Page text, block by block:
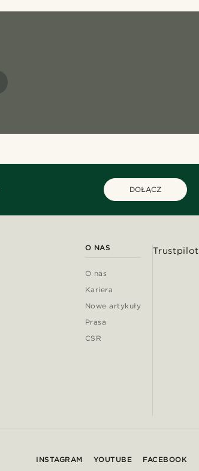
DOŁĄCZ
O NAS
O nas
Kariera
Nowe artykuły
Prasa
CSR
Trustpilot
INSTAGRAM YOUTUBE FACEBOOK